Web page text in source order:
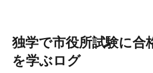
独学で市役所試験に合
を学ぶログ